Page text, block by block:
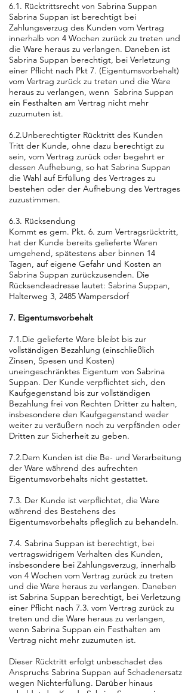
6.1. Rücktrittsrecht von Sabrina Suppan
Sabrina Suppan ist berechtigt bei
Zahlungsverzug des Kunden vom Vertrag
innerhalb von 4 Wochen zurück zu treten und
die Ware heraus zu verlangen. Daneben ist
Sabrina Suppan berechtigt, bei Verletzung
einer Pflicht nach Pkt 7. (Eigentumsvorbehalt)
vom Vertrag zurück zu treten und die Ware
heraus zu verlangen, wenn Sabrina Suppan
ein Festhalten am Vertrag nicht mehr
zuzumuten ist.
6.2.Unberechtigter Rücktritt des Kunden
Tritt der Kunde, ohne dazu berechtigt zu
sein, vom Vertrag zurück oder begehrt er
dessen Aufhebung, so hat Sabrina Suppan
die Wahl auf Erfüllung des Vertrages zu
bestehen oder der Aufhebung des Vertrages
zuzustimmen.
6.3. Rücksendung
Kommt es gem. Pkt. 6. zum Vertragsrücktritt,
hat der Kunde bereits gelieferte Waren
umgehend, spätestens aber binnen 14
Tagen, auf eigene Gefahr und Kosten an
Sabrina Suppan zurückzusenden. Die
Rücksendeadresse lautet: Sabrina Suppan,
Halterweg 3, 2485 Wampersdorf
7. Eigentumsvorbehalt
7.1.Die gelieferte Ware bleibt bis zur
vollständigen Bezahlung (einschließlich
Zinsen, Spesen und Kosten)
uneingeschränktes Eigentum von Sabrina
Suppan. Der Kunde verpflichtet sich, den
Kaufgegenstand bis zur vollständigen
Bezahlung frei von Rechten Dritter zu halten,
insbesondere den Kaufgegenstand weder
weiter zu veräußern noch zu verpfänden oder
Dritten zur Sicherheit zu geben.
7.2.Dem Kunden ist die Be- und Verarbeitung
der Ware während des aufrechten
Eigentumsvorbehalts nicht gestattet.
7.3. Der Kunde ist verpflichtet, die Ware
während des Bestehens des
Eigentumsvorbehalts pfleglich zu behandeln.
7.4. Sabrina Suppan ist berechtigt, bei
vertragswidrigem Verhalten des Kunden,
insbesondere bei Zahlungsverzug, innerhalb
von 4 Wochen vom Vertrag zurück zu treten
und die Ware heraus zu verlangen. Daneben
ist Sabrina Suppan berechtigt, bei Verletzung
einer Pflicht nach 7.3. vom Vertrag zurück zu
treten und die Ware heraus zu verlangen,
wenn Sabrina Suppan ein Festhalten am
Vertrag nicht mehr zuzumuten ist.
Dieser Rücktritt erfolgt unbeschadet des
Anspruchs Sabrina Suppan auf Schadenersatz
wegen Nichterfüllung. Darüber hinaus